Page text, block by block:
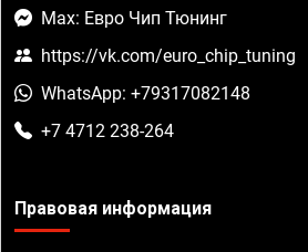
Max: Евро Чип Тюнинг
https://vk.com/euro_chip_tuning
WhatsApp: +79317082148
+7 4712 238-264
Правовая информация